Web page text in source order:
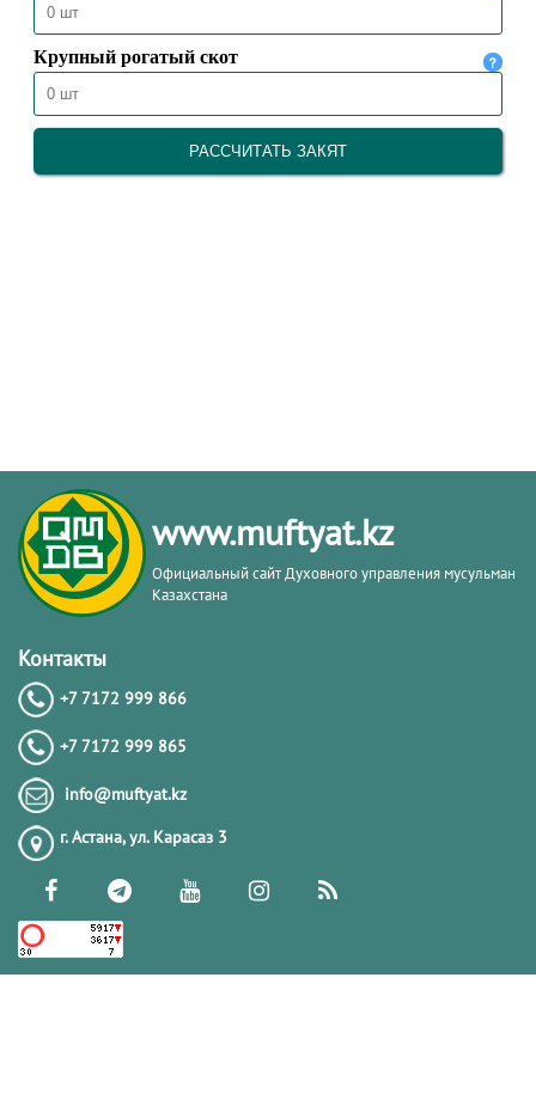
www.muftyat.kz
Официальный сайт Духовного управления мусульман
Казахстана
Контакты
+7 7172 999 866
+7 7172 999 865
info@muftyat.kz
г. Астана, ул. Карасаз 3